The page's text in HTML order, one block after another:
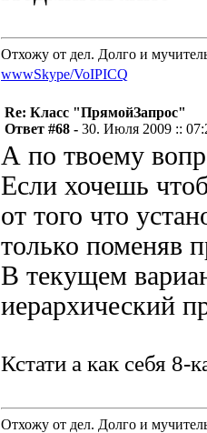
Отхожу от дел. Долго и
wwwSkype/VoIPICQ
Re: Класс "ПрямойЗапрос"
Ответ #68 - 30. Июля 2009 ::
А по твоему
Если хочешь
от того что
только поменяв
В текущем
иерархический
Кстати а как себя 8-
Отхожу от дел. Долго и